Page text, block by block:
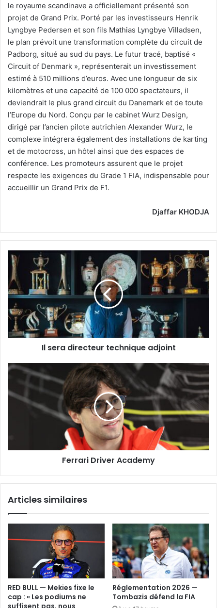
le royaume scandinave a officiellement présenté son
projet de Grand Prix. Porté par les investisseurs Henrik
Lyngbye Pedersen et son fils Mathias Lyngbye Villadsen,
le plan prévoit une transformation complète du circuit de
Padborg, situé au sud du pays. Le futur tracé, baptisé «
Circuit of Denmark », représenterait un investissement
estimé à 510 millions d’euros. Avec une longueur de six
kilomètres et une capacité de 100 000 spectateurs, il
deviendrait le plus grand circuit du Danemark et de toute
l’Europe du Nord. Conçu par le cabinet Wurz Design,
dirigé par l’ancien pilote autrichien Alexander Wurz, le
complexe intégrera également des installations de karting
et de motocross, un hôtel ainsi que des espaces de
conférence. Les promoteurs assurent que le projet
respecte les exigences du Grade 1 FIA, indispensable pour
accueillir un Grand Prix de F1.
Djaffar KHODJA
sera
directeur
technique
adjoint
Il sera directeur technique adjoint
Ferrari
Academy
Ferrari Driver Academy
Articles similaires
RED BULL — Mekies fixe le
cap : « Les podiums ne
suffisent pas, nous
Réglementation 2026 —
Tombazis défend la FIA